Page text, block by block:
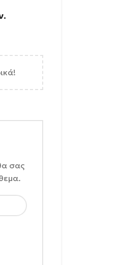
σας